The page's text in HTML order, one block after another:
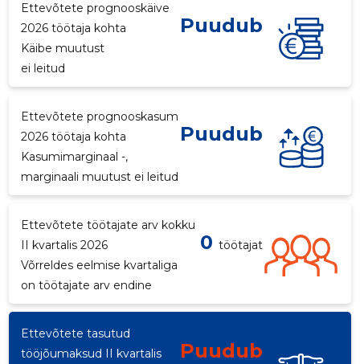
Ettevõtete prognooskäive
2026 töötaja kohta
Puudub
Käibe muutust
ei leitud
Ettevõtete prognooskasum
2026 töötaja kohta
Puudub
Kasumimarginaal -,
marginaali muutust ei leitud
Ettevõtete töötajate arv kokku
II kvartalis 2026
0 töötajat
Võrreldes eelmise kvartaliga
on töötajate arv endine
Ettevõtete tasutud
tööjõumaksud II kvartalis
Puudub